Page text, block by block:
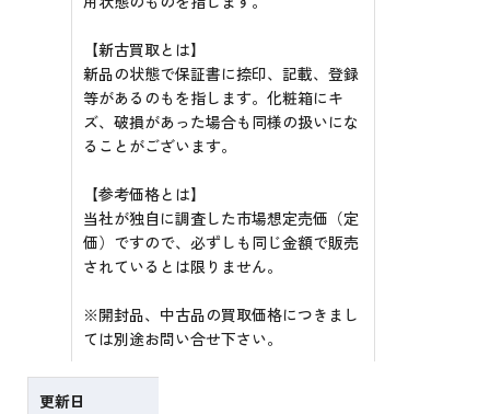
【新古買取とは】
新品の状態で保証書に捺印、記載、登録
等があるのもを指します。化粧箱にキ
ズ、破損があった場合も同様の扱いにな
ることがございます。
【参考価格とは】
当社が独自に調査した市場想定売価（定
価）ですので、必ずしも同じ金額で販売
されているとは限りません。
※開封品、中古品の買取価格につきまし
ては別途お問い合せ下さい。
更新日